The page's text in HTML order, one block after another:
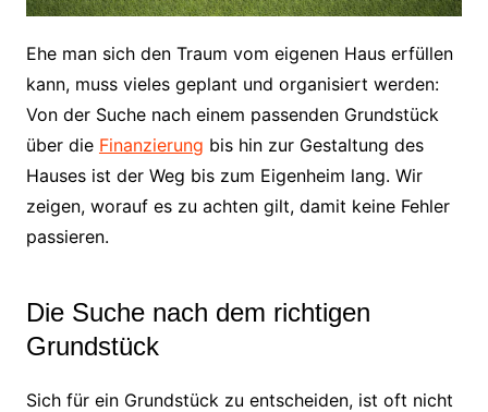
Ehe man sich den Traum vom eigenen Haus erfüllen
kann, muss vieles geplant und organisiert werden:
Von der Suche nach einem passenden Grundstück
über die Finanzierung bis hin zur Gestaltung des
Hauses ist der Weg bis zum Eigenheim lang. Wir
zeigen, worauf es zu achten gilt, damit keine Fehler
passieren.
Die Suche nach dem richtigen
Grundstück
Sich für ein Grundstück zu entscheiden, ist oft nicht